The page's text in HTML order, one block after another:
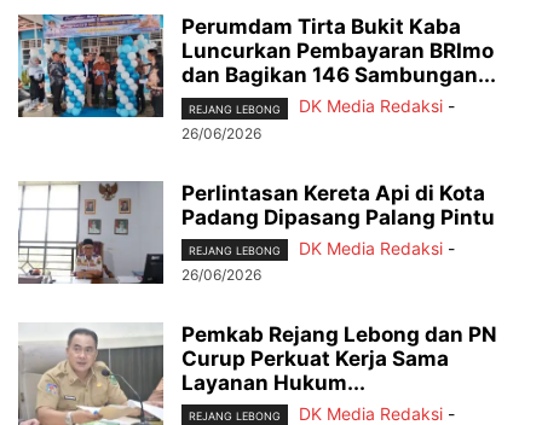
Perumdam Tirta Bukit Kaba
Luncurkan Pembayaran BRImo
dan Bagikan 146 Sambungan...
REJANG LEBONG DK Media Redaksi -
26/06/2026
Perlintasan Kereta Api di Kota
Padang Dipasang Palang Pintu
REJANG LEBONG DK Media Redaksi -
26/06/2026
Pemkab Rejang Lebong dan PN
Curup Perkuat Kerja Sama
Layanan Hukum...
REJANG LEBONG DK Media Redaksi -